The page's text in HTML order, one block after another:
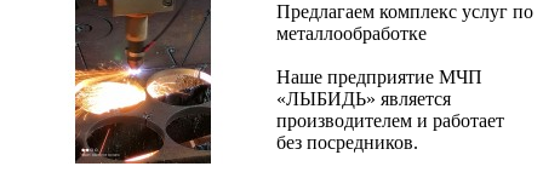
Предлагаем комплекс услуг по
металлообработке
Наше предприятие МЧП
«ЛЫБИДЬ» является
производителем и работает
без посредников.